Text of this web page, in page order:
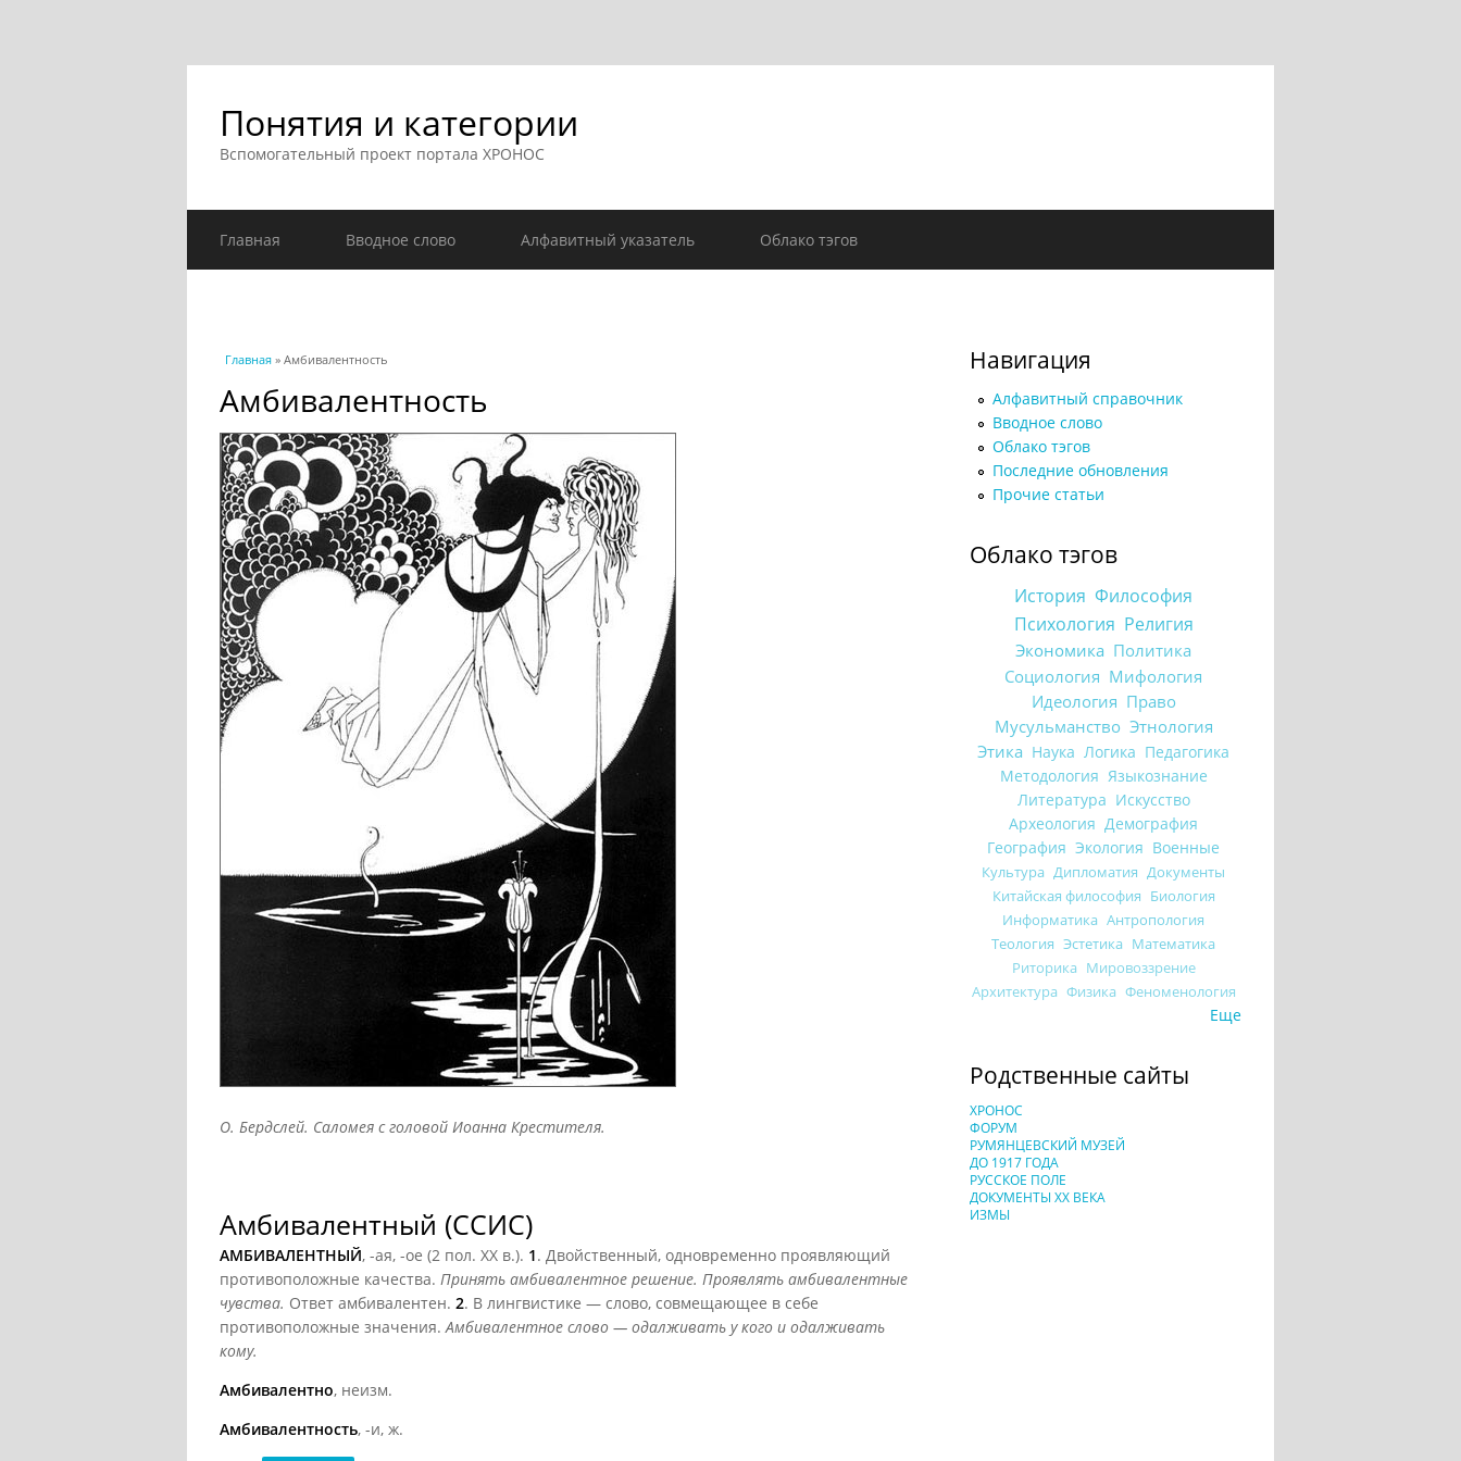
Понятия и категории
Вспомогательный проект портала ХРОНОС
Главная Вводное слово Алфавитный указатель Облако тэгов
Вы здесь
Главная » Амбивалентность
Амбивалентность
О. Бердслей. Саломея с головой Иоанна Крестителя.
Амбивалентный (ССИС)
АМБИВАЛЕНТНЫЙ, -ая, -ое (2 пол. XX в.). 1. Двойственный, одновременно проявляющий
противоположные качества. Принять амбивалентное решение. Проявлять амбивалентные
чувства. Ответ амбивалентен. 2. В лингвистике — слово, совмещающее в себе
противоположные значения.Амбивалентное слово — одалживать у кого и одалживать
кому.
Амбивалентно, неизм.
Амбивалентность, -и, ж.
Навигация
Алфавитный справочник
Вводное слово
Облако тэгов
Последние обновления
Прочие статьи
Облако тэгов
История Философия
Психология Религия
Экономика Политика
Социология Мифология
Идеология Право
Мусульманство Этнология
Этика Наука Логика Педагогика
Методология Языкознание
Литература Искусство
Археология Демография
География Экология Военные
Культура Дипломатия Документы
Китайская философия Биология
Информатика Антропология
Теология Эстетика Математика
Риторика Мировоззрение
Архитектура Физика Феноменология
Еще
Родственные сайты
ХРОНОС
ФОРУМ
РУМЯНЦЕВСКИЙ МУЗЕЙ
ДО 1917 ГОДА
РУССКОЕ ПОЛЕ
ДОКУМЕНТЫ XX ВЕКА
ИЗМЫ